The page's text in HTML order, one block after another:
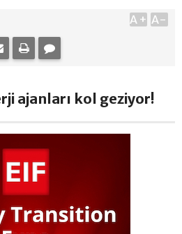
A+ A-
ajanları kol geziyor!